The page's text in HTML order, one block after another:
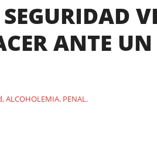
ANTE
,ALCOHOLEMIA. PENAL.